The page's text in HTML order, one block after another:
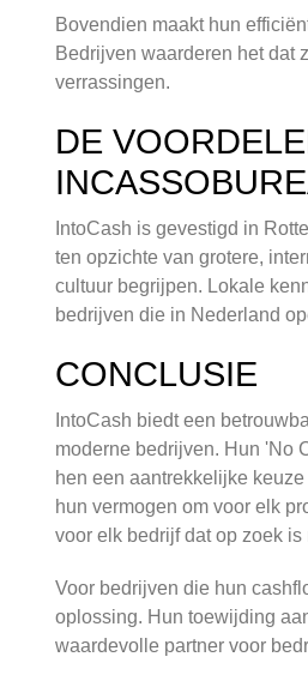
Bovendien maakt hun
Bedrijven waarderen het dat
verrassingen.
DE
IntoCash is gevestigd in
ten opzichte van grotere,
cultuur begrijpen. Lokale
bedrijven die in Nederland
CONCLUSIE
IntoCash biedt een
moderne bedrijven. Hun 'No
hen een aantrekkelijke
hun vermogen om voor elk
voor elk bedrijf dat op zoek
Voor bedrijven die hun
oplossing. Hun toewijding
waardevolle partner voor